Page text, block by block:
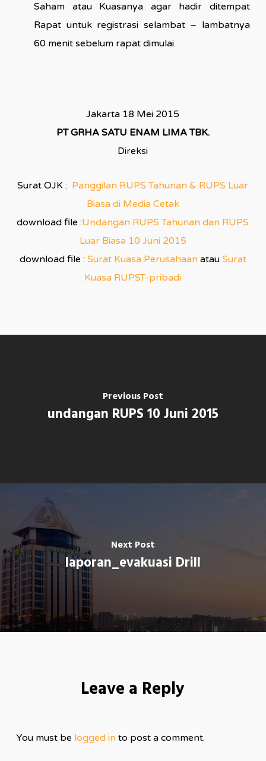
Saham atau Kuasanya agar hadir ditempat
Rapat untuk registrasi selambat – lambatnya
60 menit sebelum rapat dimulai.
Jakarta 18 Mei 2015
PT GRHA SATU ENAM LIMA TBK.
Direksi
Surat OJK : Panggilan RUPS Tahunan & RUPS Luar
Biasa di Media Cetak
download file :Undangan RUPS Tahunan dan RUPS
Luar Biasa 10 Juni 2015
download file : Surat Kuasa Perusahaanatau Surat
Kuasa RUPST-pribadi
Previous Post
undangan RUPS 10 Juni 2015
Next Post
laporan_evakuasi Drill
Leave a Reply
You must be logged into post a comment.